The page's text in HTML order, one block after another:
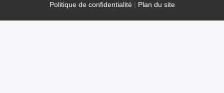
Politique de confidentialité| Plan du site